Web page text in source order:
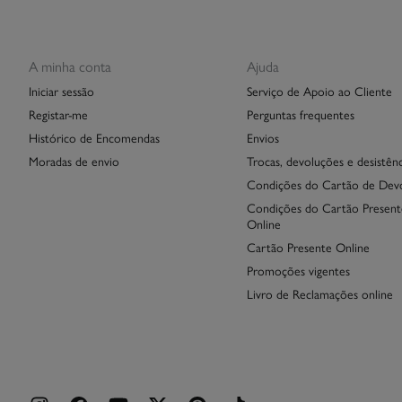
A minha conta
Iniciar sessão
Registar-me
Histórico de Encomendas
Moradas de envio
Ajuda
Serviço de Apoio ao Cliente
Perguntas frequentes
Envios
Trocas, devoluções e
Condições do Cartão de
Condições do Cartão
Online
Cartão Presente Online
Promoções vigentes
Livro de Reclamações online